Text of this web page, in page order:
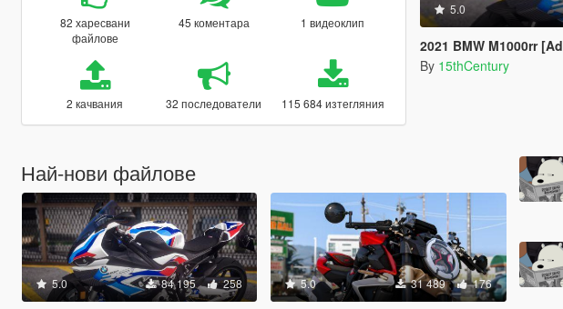
82 харесвани
файлове
45 коментара 1 видеоклип
2 качвания 32 последователи 115 684 изтегляния
5.0
2021 BMW M1000rr
By 15thCentury
Най-нови файлове
5.0 84 195 258 5.0 31 489 176